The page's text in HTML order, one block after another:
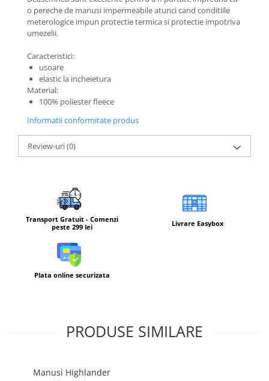
Tricouri/Bluze
Barbati
Femei
Veste
Barbati
Femei
Jachete Softshell
Barbati
Femei
o pereche de manusi impermeabile atunci cand conditiile
meterologice impun protectie termica si protectie impotriva
umezelii.
Caracteristici:
usoare
elastic la incheietura
Material:
100% poliester fleece
Informatii conformitate produs
Review-uri(0)
Transport Gratuit - Comenzi
peste 299 lei
Livrare Easybox
Plata online securizata
PRODUSE SIMILARE
Manusi Highlander